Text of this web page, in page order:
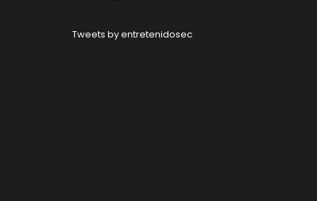
Tweets by entretenidosec